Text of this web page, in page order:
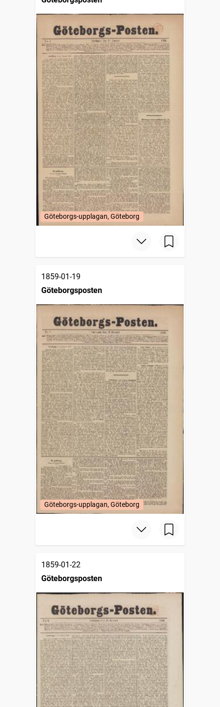
Göteborgs-upplagan, Göteborg
1859-01-19
Göteborgsposten
Göteborgs-upplagan, Göteborg
1859-01-22
Göteborgsposten